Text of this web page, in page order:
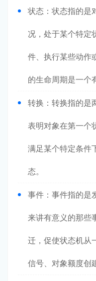
状态：状态指的是
况，处于某个特定
件、执行某些动作
的生命周期是一个
转换：转换指的是
表明对象在第一个
满足某个特定条件
态。
事件：事件指的是
来讲有意义的那些
迁，促使状态机从
信号、对象额度创